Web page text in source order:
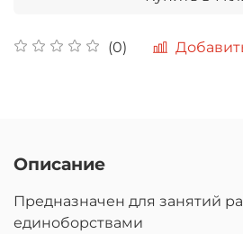
(0)
Описание
Предназначен для занятий
единоборствами